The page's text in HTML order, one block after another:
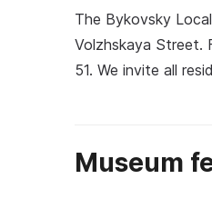
The Bykovsky
Volzhskaya Street.
51. We invite all
Museum